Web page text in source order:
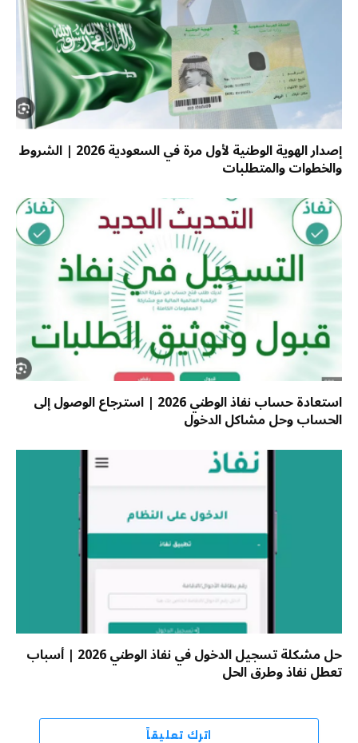
إصدار الهوية الوطنية لأول مرة في السعودية 2026 | الشروط
والخطوات والمتطلبات
استعادة حساب نفاذ الوطني 2026 | استرجاع الوصول إلى
الحساب وحل مشاكل الدخول
حل مشكلة تسجيل الدخول في نفاذ الوطني 2026 | أسباب
تعطل نفاذ وطرق الحل
اترك تعليقاً